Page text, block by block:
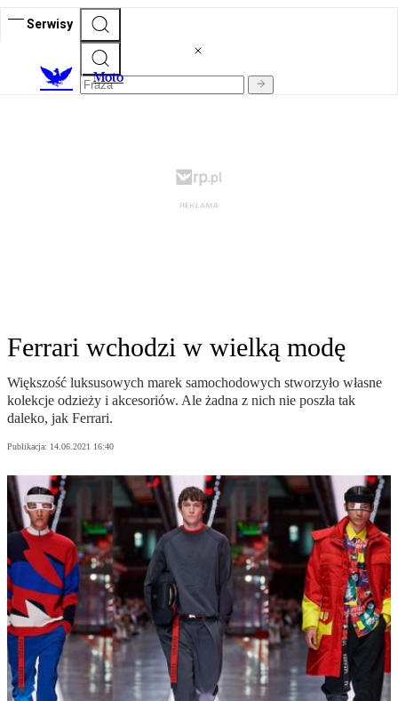
Serwisy
Moto
Ferrari wchodzi w wielką modę
Większość luksusowych marek samochodowych stworzyło własne
kolekcje odzieży i akcesoriów. Ale żadna z nich nie poszła tak
daleko, jak Ferrari.
Publikacja: 14.06.2021 16:40